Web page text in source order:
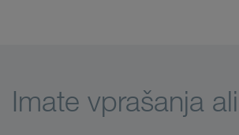
Imate vprašanja